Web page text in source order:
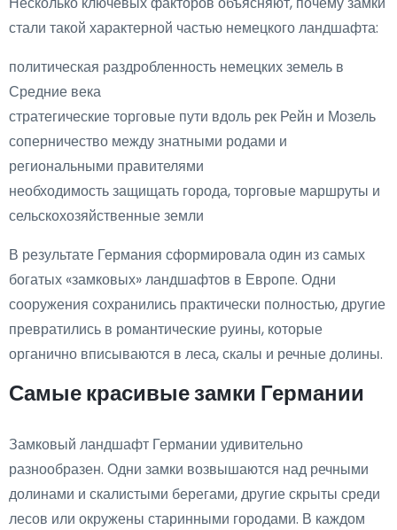
стали такой характерной частью немецкого ландшафта:
политическая раздробленность немецких земель в
Средние века
стратегические торговые пути вдоль рек Рейн и Мозель
соперничество между знатными родами и
региональными правителями
необходимость защищать города, торговые маршруты и
сельскохозяйственные земли
В результате Германия сформировала один из самых
богатых «замковых» ландшафтов в Европе. Одни
сооружения сохранились практически полностью, другие
превратились в романтические руины, которые
органично вписываются в леса, скалы и речные долины.
Самые красивые замки Германии
Замковый ландшафт Германии удивительно
разнообразен. Одни замки возвышаются над речными
долинами и скалистыми берегами, другие скрыты среди
лесов или окружены старинными городами. В каждом